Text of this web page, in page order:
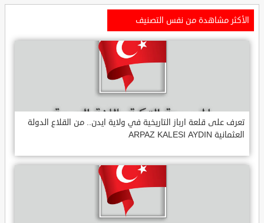
الأكثر مشاهدة من نفس التصنيف
تعرف على قلعة ارباز التاريخية في ولاية ايدن.. من القلاع الدولة
العثمانية ARPAZ KALESI AYDIN